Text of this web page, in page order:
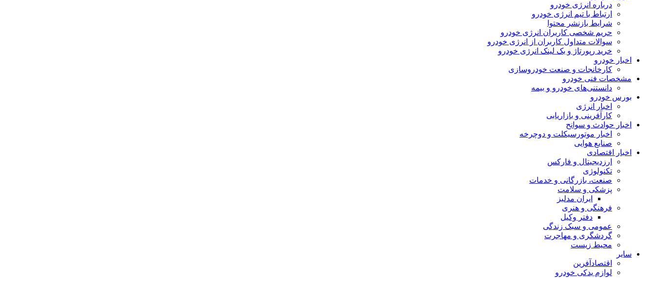
درباره انرژی خودرو
ارتباط با تیم انرژی خودرو
شرایط بازنشر محتوا
حریم شخصی کاربران انرژی خودرو
سوالات متداول کاربران از انرژی خودرو
خرید رپورتاژ و بک لینک انرژی خودرو
اخبار خودرو
کارخانجات و صنعت خودروسازی
مشخصات فنی خودرو
دانستنی‌های خودرو و بیمه
بورس خودرو
اخبار انرژی
کارآفرینی و بازاریابی
اخبار حوادث و سوانح
اخبار موتورسیکلت و دوچرخه
صنایع هوایی
اخبار اقتصادی
ارزدیجیتال و فارکس
تکنولوژی
صنعت، بازرگانی و خدمات
پزشکی و سلامت
ایران مدلبز
فرهنگی و هنری
دفتر وکیل
عمومی و سبک زندگی
گردشگری و مهاجرت
محیط زیست
سایر
اقتصادآفرین
لوازم یدکی خودرو